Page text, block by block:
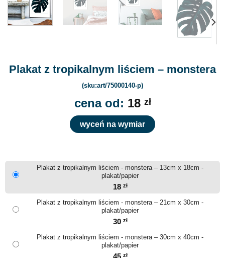
Plakat z tropikalnym liściem – monstera
(sku:art/75000140-p)
cena od: 18 zł
wyceń na wymiar
Plakat z tropikalnym liściem - monstera – 13cm x 18cm -
plakat/papier
18 zł
Plakat z tropikalnym liściem - monstera – 21cm x 30cm -
plakat/papier
30 zł
Plakat z tropikalnym liściem - monstera – 30cm x 40cm -
plakat/papier
45 zł